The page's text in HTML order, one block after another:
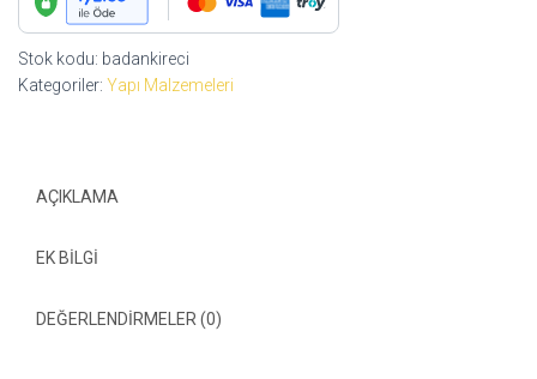
Badana
Kireci
adet
Stok kodu: badankireci
Kategoriler: Yapı Malzemeleri
AÇIKLAMA
EK BILGI
DEĞERLENDIRMELER (0)